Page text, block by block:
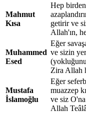
Mahmut
Kısa
Hep birden
getirir ve
Allah'ın,
Muhammed
Esed
Eğer
ve sizin
Zira Allah
Mustafa
İslamoğlu
Eğer
muazzep
ve siz
Allah